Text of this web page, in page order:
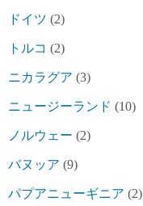
ドイツ (2)
トルコ (2)
ニカラグア (3)
ニュージーランド (10)
ノルウェー (2)
バヌッア (9)
パプアニューギニア (2)